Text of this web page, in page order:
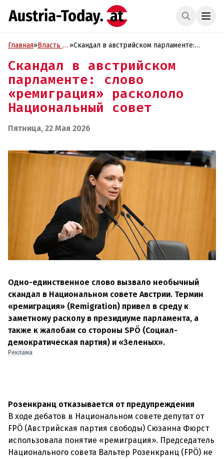
Главная»Власть и »Скандал в австрийском парламенте:
Национальный совет
Скандал в австрийском
парламенте: слово
«ремиграция» раскололо
Национальный совет
Пятница, 22 Мая 2026
Одно-единственное слово вызвало необычный
скандал в Национальном совете Австрии. Термин
«ремиграция» (Remigration) привел в среду к
заметному расколу в президиуме парламента, а
также к жалобам со стороны SPÖ (Социал-
демократическая партия) и «Зеленых».
Реклама
Розенкранц отказывается от предупреждения
В ходе дебатов в Национальном совете депутат от
FPÖ (Австрийская партия свободы) Сюзанна Фюрст
использовала понятие «ремиграция». Председатель
Национального совета Вальтер Розенкранц (FPÖ) не